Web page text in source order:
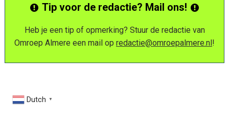
Tip voor de redactie? Mail ons!
Heb je een tip of opmerking? Stuur de redactie van
Omroep Almere een mail op redactie@omroepalmere.nl!
Dutch ▼